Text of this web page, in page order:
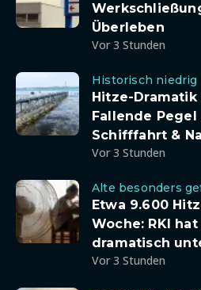
Überleben
Vor 3 Stunden
Historisch niedrig
Hitze-Dramatik
Fallende Pegel
Schifffahrt &
Vor 3 Stunden
Alte besonders
Etwa 9.600
Woche: RKI
dramatisch
Vor 3 Stunden